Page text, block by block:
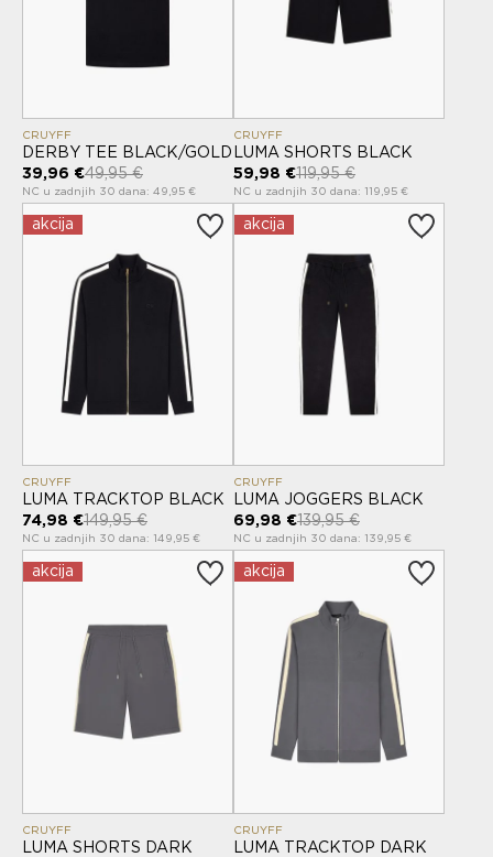
CRUYFF
DERBY TEE BLACK/GOLD
39,96 €49,95 €
NC u zadnjih 30 dana: 49,95 €
CRUYFF
LUMA SHORTS BLACK
59,98 €119,95 €
NC u zadnjih 30 dana: 119,95 €
akcija
CRUYFF
LUMA TRACKTOP BLACK
74,98 €149,95 €
NC u zadnjih 30 dana: 149,95 €
akcija
CRUYFF
LUMA JOGGERS BLACK
69,98 €139,95 €
NC u zadnjih 30 dana: 139,95 €
akcija
CRUYFF
LUMA SHORTS DARK
akcija
CRUYFF
LUMA TRACKTOP DARK